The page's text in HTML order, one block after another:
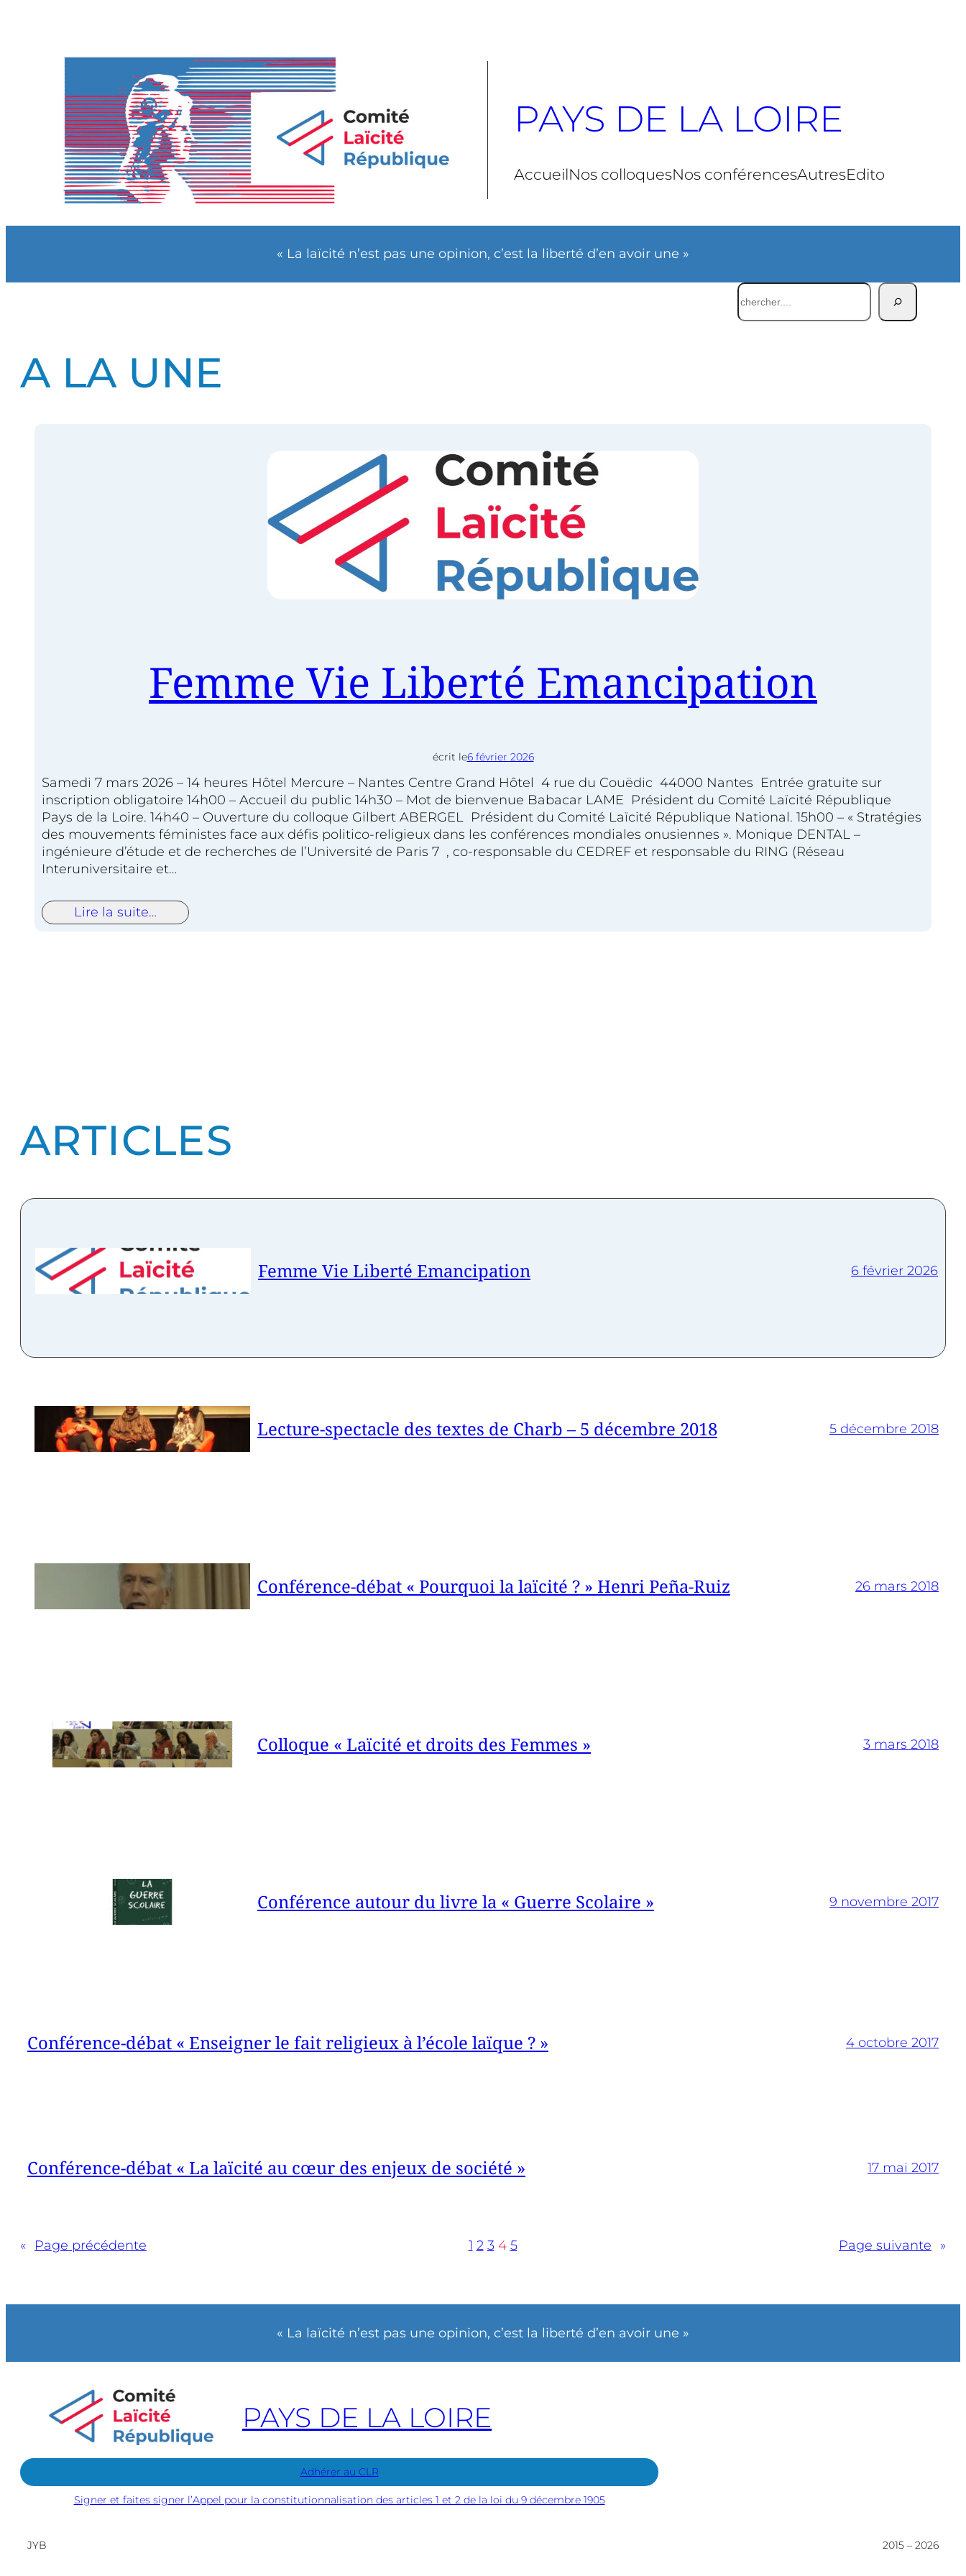
PAYS DE LA LOIRE
AccueilNos colloquesNos conférencesAutresEdito
« La laïcité n’est pas une opinion, c’est la liberté d’en avoir une »
Rechercher
A LA UNE
Femme Vie Liberté Emancipation
écrit le6 février 2026
Samedi 7 mars 2026 – 14 heures Hôtel Mercure – Nantes Centre Grand Hôtel 4 rue du Couëdic 44000 Nantes Entrée gratuite sur
inscription obligatoire 14h00 – Accueil du public 14h30 – Mot de bienvenue Babacar LAME Président du Comité Laïcité République
Pays de la Loire. 14h40 – Ouverture du colloque Gilbert ABERGEL Président du Comité Laïcité République National. 15h00 – « Stratégies
des mouvements féministes face aux défis politico-religieux dans les conférences mondiales onusiennes ». Monique DENTAL –
ingénieure d’étude et de recherches de l’Université de Paris 7 , co-responsable du CEDREF et responsable du RING (Réseau
Interuniversitaire et…
Lire la suite…
ARTICLES
Femme Vie Liberté Emancipation 6 février 2026
Lecture-spectacle des textes de Charb – 5 décembre 2018 5 décembre 2018
Conférence-débat « Pourquoi la laïcité ? » Henri Peña-Ruiz 26 mars 2018
Colloque « Laïcité et droits des Femmes » 3 mars 2018
Conférence autour du livre la « Guerre Scolaire » 9 novembre 2017
Conférence-débat « Enseigner le fait religieux à l’école laïque ? » 4 octobre 2017
Conférence-débat « La laïcité au cœur des enjeux de société » 17 mai 2017
« Page précédente 1 2 3 4 5 Page suivante »
« La laïcité n’est pas une opinion, c’est la liberté d’en avoir une »
PAYS DE LA LOIRE
Adhérer au CLR
Signer et faites signer l’Appel pour la constitutionnalisation des articles 1 et 2 de la loi du 9 décembre 1905
JYB 2015 – 2026